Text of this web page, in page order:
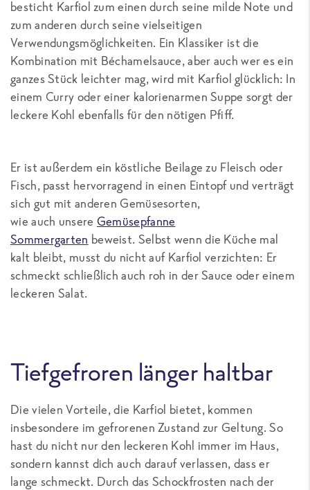
besticht Karfiol zum einen durch seine milde Note und
zum anderen durch seine vielseitigen
Verwendungsmöglichkeiten. Ein Klassiker ist die
Kombination mit Béchamelsauce, aber auch wer es ein
ganzes Stück leichter mag, wird mit Karfiol glücklich: In
einem Curry oder einer kalorienarmen Suppe sorgt der
leckere Kohl ebenfalls für den nötigen Pfiff.
Er ist außerdem ein köstliche Beilage zu Fleisch oder
Fisch, passt hervorragend in einen Eintopf und verträgt
sich gut mit anderen Gemüsesorten,
wie auch unsere Gemüsepfanne
Sommergarten beweist. Selbst wenn die Küche mal
kalt bleibt, musst du nicht auf Karfiol verzichten: Er
schmeckt schließlich auch roh in der Sauce oder einem
leckeren Salat.
Tiefgefroren länger haltbar
Die vielen Vorteile, die Karfiol bietet, kommen
insbesondere im gefrorenen Zustand zur Geltung. So
hast du nicht nur den leckeren Kohl immer im Haus,
sondern kannst dich auch darauf verlassen, dass er
lange schmeckt. Durch das Schockfrosten nach der